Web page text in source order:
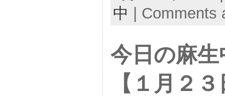
中 | Comments
今日の麻
【１月２